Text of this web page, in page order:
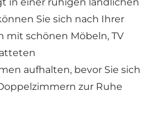
Sie sich nach Ihrer
mit schönen Möbeln, TV
aufhalten, bevor Sie sich
zur Ruhe